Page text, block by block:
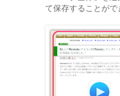
て保存することがで